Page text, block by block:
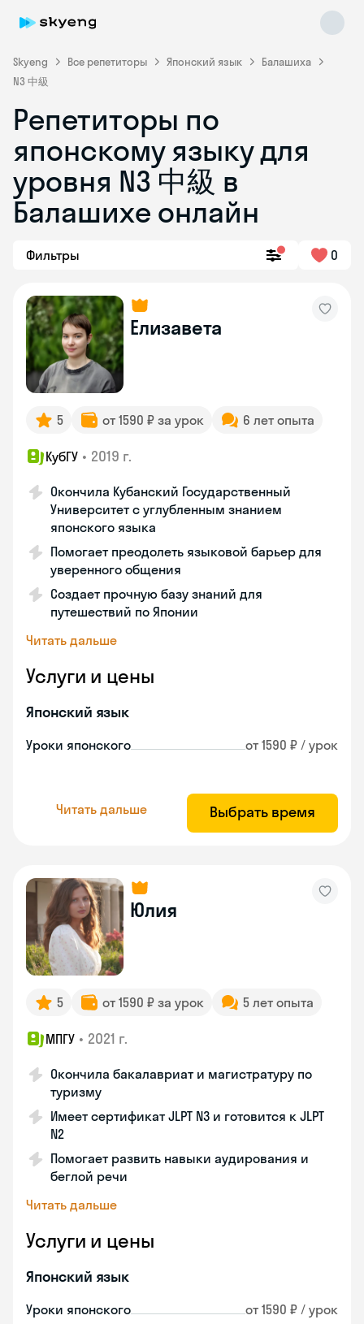
Skyeng Все репетиторы Японский язык
Балашиха
N3 中級
Репетиторы по
японскому языку для
уровня N3 中級 в
Балашихе онлайн
Фильтры 0
Елизавета
5 от 1590 ₽ за урок 6 лет опыта
КубГУ • 2019 г.
Окончила Кубанский Государственный
Университет с углубленным знанием
японского языка
Помогает преодолеть языковой барьер для
уверенного общения
Создает прочную базу знаний для
путешествий по Японии
Читать дальше
Услуги и цены
Японский язык
Уроки японского от 1590 ₽ / урок
Читать дальше Выбрать время
Юлия
5 от 1590 ₽ за урок 5 лет опыта
МПГУ • 2021 г.
Окончила бакалавриат и магистратуру по
туризму
Имеет сертификат JLPT N3 и готовится к JLPT
N2
Помогает развить навыки аудирования и
беглой речи
Читать дальше
Услуги и цены
Японский язык
Уроки японского от 1590 ₽ / урок
Skyeng Chat